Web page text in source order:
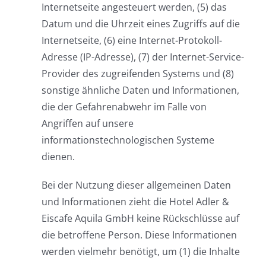
Internetseite angesteuert werden, (5) das
Datum und die Uhrzeit eines Zugriffs auf die
Internetseite, (6) eine Internet-Protokoll-
Adresse (IP-Adresse), (7) der Internet-Service-
Provider des zugreifenden Systems und (8)
sonstige ähnliche Daten und Informationen,
die der Gefahrenabwehr im Falle von
Angriffen auf unsere
informationstechnologischen Systeme
dienen.
Bei der Nutzung dieser allgemeinen Daten
und Informationen zieht die Hotel Adler &
Eiscafe Aquila GmbH keine Rückschlüsse auf
die betroffene Person. Diese Informationen
werden vielmehr benötigt, um (1) die Inhalte